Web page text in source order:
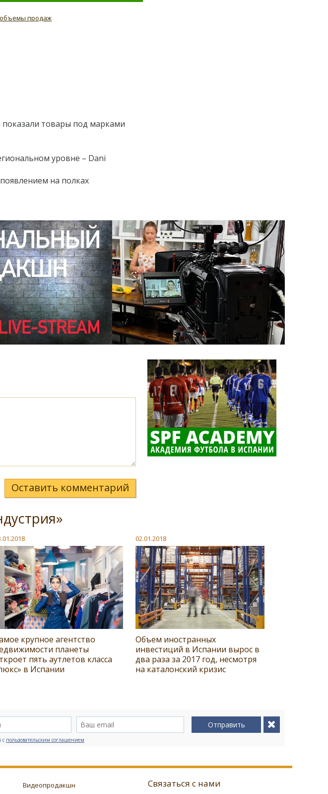
объемы продаж
товары под марками
уровне – Dani
на полках
Оставить комментарий
крупное агентство
планеты
пять аутлетов класса
в Испании
02.01.2018
Объем иностранных
инвестиций в Испании вырос в
два раза за 2017 год, несмотря
на каталонский кризис
Отправить
с пользовательским соглашением
Видеопродакшн
Связаться с нами